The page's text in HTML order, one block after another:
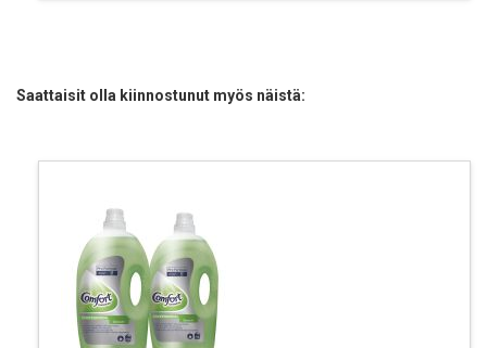
Saattaisit olla kiinnostunut myös näistä: